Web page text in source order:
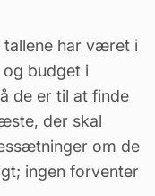
tallene har været i
og budget i
de er til at finde
der skal
om de
ingen forventer